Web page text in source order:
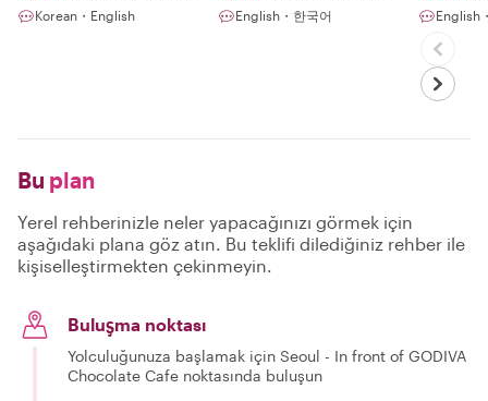
Korean・English English・한국어 English
Bu plan
Yerel rehberinizle neler yapacağınızı görmek için
aşağıdaki plana göz atın. Bu teklifi dilediğiniz rehber ile
kişiselleştirmekten çekinmeyin.
Buluşma noktası
Yolculuğunuza başlamak için Seoul - In front of GODIVA
Chocolate Cafe noktasında buluşun